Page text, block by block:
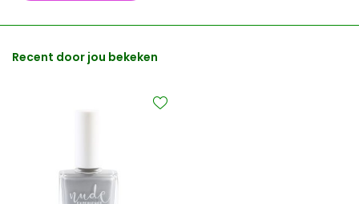
Recent door jou bekeken